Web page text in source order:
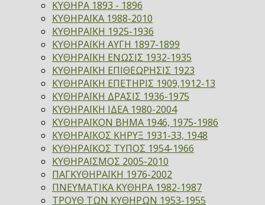
ΚΥΘΗΡΑ 1893 - 1896
ΚΥΘΗΡΑΪΚΑ 1988-2010
ΚΥΘΗΡΑΪΚΗ 1925-1936
ΚΥΘΗΡΑΪΚΗ ΑΥΓΗ 1897-1899
ΚΥΘΗΡΑΪΚΗ ΕΝΩΣΙΣ 1932-1935
ΚΥΘΗΡΑΪΚΗ ΕΠΙΘΕΩΡΗΣΙΣ 1923
ΚΥΘΗΡΑΪΚΗ ΕΠΕΤΗΡΙΣ 1909,1912-13
ΚΥΘΗΡΑΪΚΗ ΔΡΑΣΙΣ 1936-1975
ΚΥΘΗΡΑΪΚΗ ΙΔΕΑ 1980-2004
ΚΥΘΗΡΑΪΚΟΝ ΒΗΜΑ 1946, 1975-1986
ΚΥΘΗΡΑΪΚΟΣ ΚΗΡΥΞ 1931-33, 1948
ΚΥΘΗΡΑΪΚΟΣ ΤΥΠΟΣ 1954-1966
ΚΥΘΗΡΑΪΣΜΟΣ 2005-2010
ΠΑΓΚΥΘΗΡΑΪΚΗ 1976-2002
ΠΝΕΥΜΑΤΙΚΑ ΚΥΘΗΡΑ 1982-1987
ΤΡΟΥΘ ΤΩΝ ΚΥΘΗΡΩΝ 1953-1955